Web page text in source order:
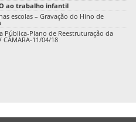
ao trabalho infantil
escolas – Gravação do Hino de
Pública-Plano de Reestruturação da
CÂMARA-11/04/18